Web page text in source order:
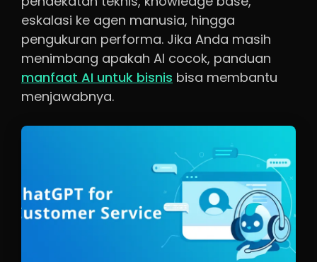
eskalasi ke agen manusia, hingga
pengukuran performa. Jika Anda masih
menimbang apakah AI cocok, panduan
manfaat AI untuk bisnis bisa membantu
menjawabnya.